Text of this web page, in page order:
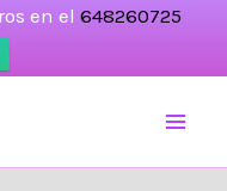
en el 648260725